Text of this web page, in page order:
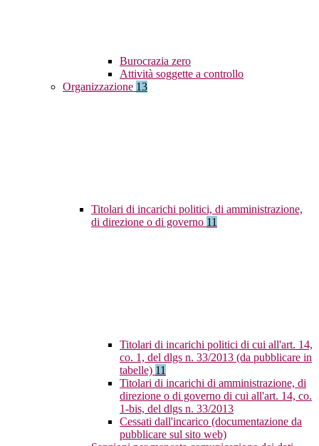
Burocrazia zero
Attività soggette a controllo
Organizzazione 13
Titolari di incarichi politici, di amministrazione,
di direzione o di governo 11
Titolari di incarichi politici di cui all'art. 14,
co. 1, del dlgs n. 33/2013 (da pubblicare in
tabelle) 11
Titolari di incarichi di amministrazione, di
direzione o di governo di cui all'art. 14, co.
1-bis, del dlgs n. 33/2013
Cessati dall'incarico (documentazione da
pubblicare sul sito web)